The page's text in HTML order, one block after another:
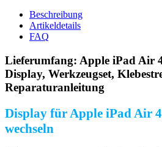
Beschreibung
Artikeldetails
FAQ
Lieferumfang: Apple iPad Air
Display, Werkzeugset,
Reparaturanleitung
Display für Apple iPad Air
wechseln